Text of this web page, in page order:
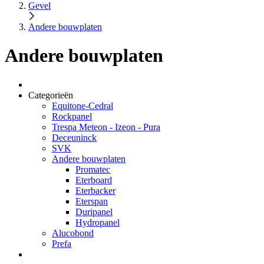
Gevel
Andere bouwplaten
Andere bouwplaten
Categorieën
Equitone-Cedral
Rockpanel
Trespa Meteon - Izeon - Pura
Deceuninck
SVK
Andere bouwplaten
Promatec
Eterboard
Eterbacker
Eterspan
Duripanel
Hydropanel
Alucobond
Prefa